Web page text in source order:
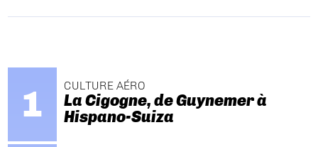
CULTURE AÉRO
La Cigogne, de Guynemer à
Hispano-Suiza